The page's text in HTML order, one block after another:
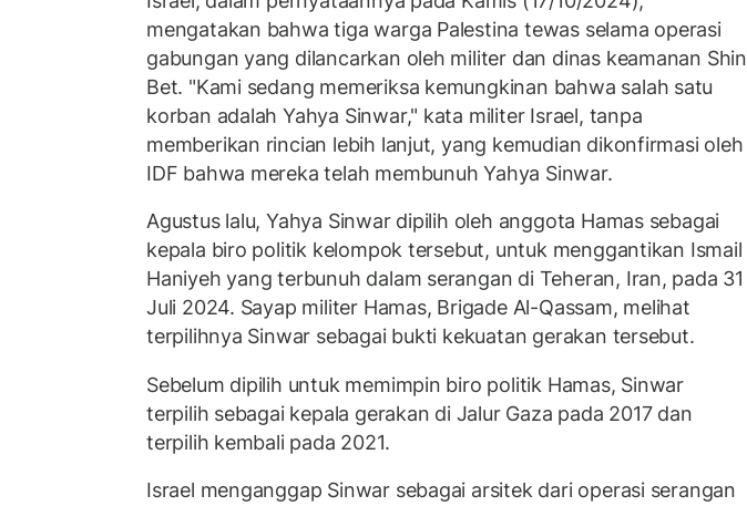
mengatakan bahwa tiga warga Palestina tewas selama operasi
gabungan yang dilancarkan oleh militer dan dinas keamanan Shin
Bet. "Kami sedang memeriksa kemungkinan bahwa salah satu
korban adalah Yahya Sinwar," kata militer Israel, tanpa
memberikan rincian lebih lanjut, yang kemudian dikonfirmasi oleh
IDF bahwa mereka telah membunuh Yahya Sinwar.
Agustus lalu, Yahya Sinwar dipilih oleh anggota Hamas sebagai
kepala biro politik kelompok tersebut, untuk menggantikan Ismail
Haniyeh yang terbunuh dalam serangan di Teheran, Iran, pada 31
Juli 2024. Sayap militer Hamas, Brigade Al-Qassam, melihat
terpilihnya Sinwar sebagai bukti kekuatan gerakan tersebut.
Sebelum dipilih untuk memimpin biro politik Hamas, Sinwar
terpilih sebagai kepala gerakan di Jalur Gaza pada 2017 dan
terpilih kembali pada 2021.
Israel menganggap Sinwar sebagai arsitek dari operasi serangan